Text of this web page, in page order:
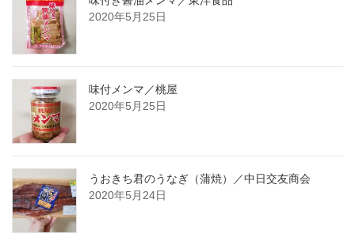
2020年5月25日
味付メンマ／桃屋
2020年5月25日
うおきち君のうなぎ（蒲焼）／中日交友商会
2020年5月24日